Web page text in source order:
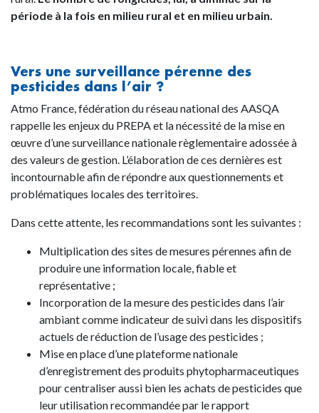
période à la fois en milieu rural et en milieu urbain.
Vers une surveillance pérenne des
pesticides dans l’air ?
Atmo France, fédération du réseau national des AASQA
rappelle les enjeux du PREPA et la nécessité de la mise en
œuvre d’une surveillance nationale règlementaire adossée à
des valeurs de gestion. L’élaboration de ces dernières est
incontournable afin de répondre aux questionnements et
problématiques locales des territoires.
Dans cette attente, les recommandations sont les suivantes :
Multiplication des sites de mesures pérennes afin de
produire une information locale, fiable et
représentative ;
Incorporation de la mesure des pesticides dans l’air
ambiant comme indicateur de suivi dans les dispositifs
actuels de réduction de l’usage des pesticides ;
Mise en place d’une plateforme nationale
d’enregistrement des produits phytopharmaceutiques
pour centraliser aussi bien les achats de pesticides que
leur utilisation recommandée par le rapport